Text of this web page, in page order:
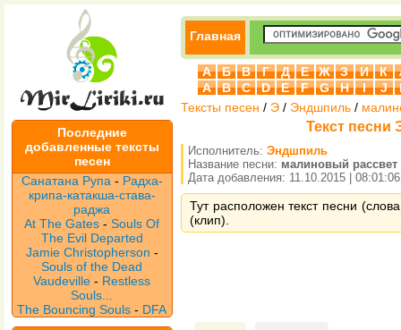
Последние
добавленные тексты
песен
Санатана Рупа - Радха-
крипа-катакша-става-
раджа
At The Gates -Souls Of
The Evil Departed
Jamie Christopherson -
Souls of the Dead
Vaudeville- Restless
Souls...
The Bouncing Souls - DFA
Главная
А Б В Г Д Е Ж З И К
A
B C D E F G H I J
Тексты песен / Э / Эндшпиль /
Текст
Исполнитель: Эндшпиль
Название песни: малиновый рассвет
Дата добавления: 11.10.2015 | 08:01:06
Тут расположен текст песни
(клип).